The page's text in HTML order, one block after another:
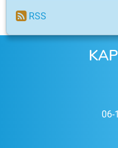
RSS
06-